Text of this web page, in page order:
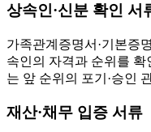
상속인·신분 확인 서
가족관계증명서·기본증
속인의 자격과 순위를 확
는 앞 순위의 포기·승인
재산·채무 입증 서류